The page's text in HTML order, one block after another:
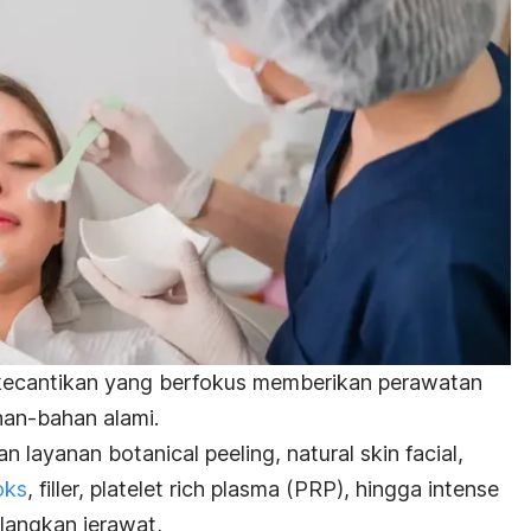
yang berfokus memberikan perawatan
bahan alami.
layanan botanical peeling, natural skin facial,
, filler, platelet rich plasma (PRP), hingga intense
jerawat,